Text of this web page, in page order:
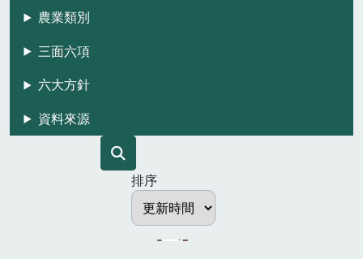
農業類別
三面六項
六大方針
資料來源
排序